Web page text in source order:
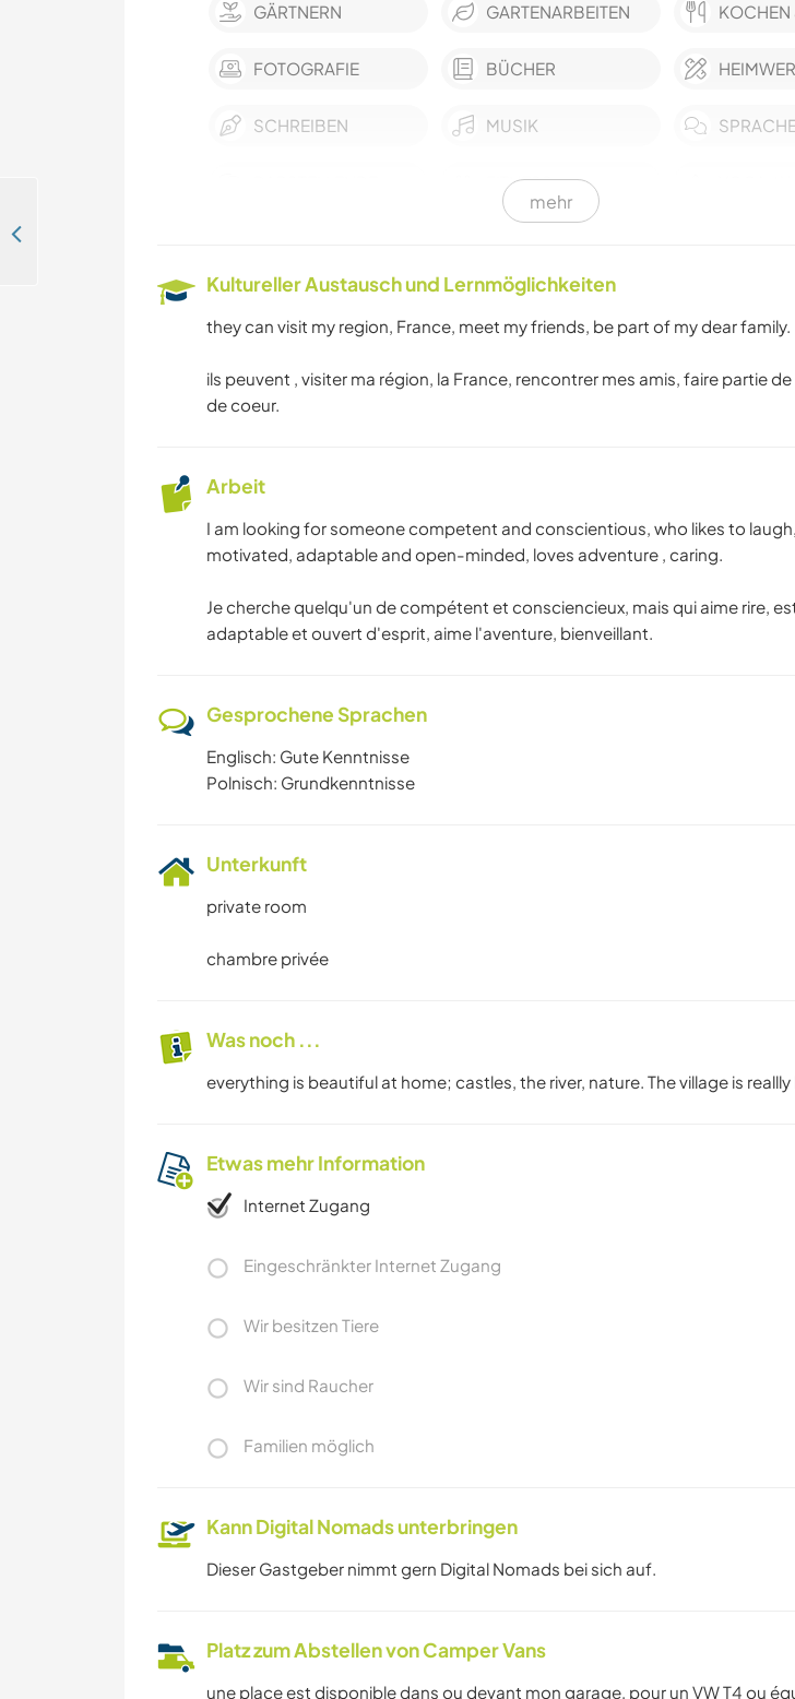
GÄRTNERN GARTENARBEITEN KOCHEN
FOTOGRAFIE BÜCHER
SCHREIBEN MUSIK
FITNESS
mehr
Kultureller Austausch und Lernmöglichkeiten
they can visit my region, France, meet my friends, be part of my dear family.
ils peuvent , visiter ma région, la France, rencontrer mes amis, faire partie
de coeur.
Arbeit
I am looking for someone competent and conscientious, who likes to
motivated, adaptable and open-minded, loves adventure , caring.
Je cherche quelqu'un de compétent et consciencieux, mais qui aime rire,
adaptable et ouvert d'esprit, aime l'aventure, bienveillant.
Gesprochene Sprachen
Englisch: Gute Kenntnisse
Polnisch: Grundkenntnisse
Unterkunft
private room
chambre privée
Was noch ...
everything is beautiful at home; castles, the river, nature. The village is
Etwas mehr Information
Internet Zugang
Eingeschränkter Internet Zugang
Wir besitzen Tiere
Wir sind Raucher
Familien möglich
Kann Digital Nomads unterbringen
Dieser Gastgeber nimmt gern Digital Nomads bei sich auf.
Platz zum Abstellen von Camper Vans
une place est disponible dans ou devant mon garage, pour un VW T4 ou